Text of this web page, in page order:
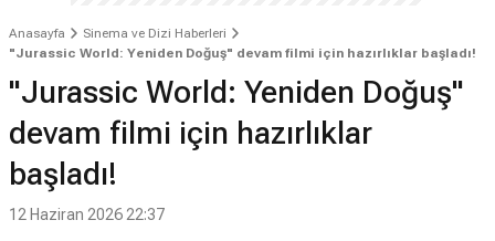
Anasayfa
Sinema ve Dizi Haberleri
"Jurassic World: Yeniden Doğuş" devam filmi için hazırlıklar başladı!
"Jurassic World: Yeniden Doğuş"
devam filmi için hazırlıklar
başladı!
12 Haziran 2026 22:37